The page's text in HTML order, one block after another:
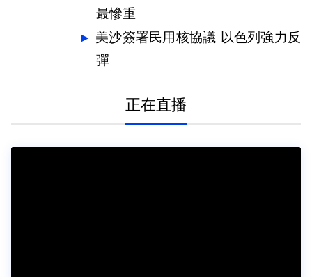
最慘重
美沙簽署民用核協議 以色列強力反
彈
正在直播